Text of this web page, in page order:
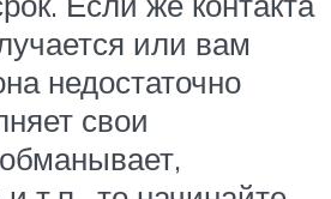
или вам
недостаточно
свои